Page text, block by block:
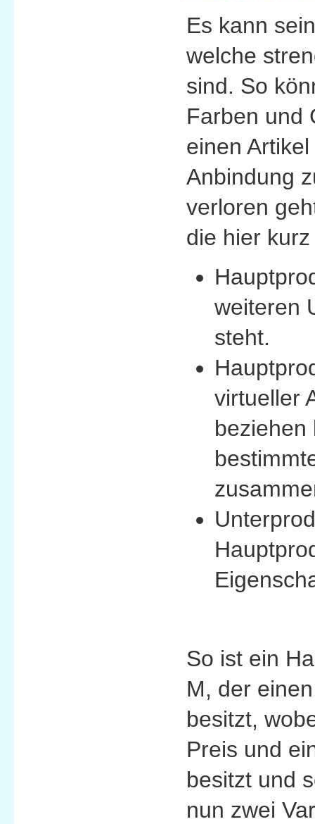
Es kann
welche
sind. So
Farben und
einen
Anbindung
verloren
die hier
weiteren
steht.
virtueller
beziehen
So ist ein
M, der
besitzt,
Preis und
besitzt und
nun zwei